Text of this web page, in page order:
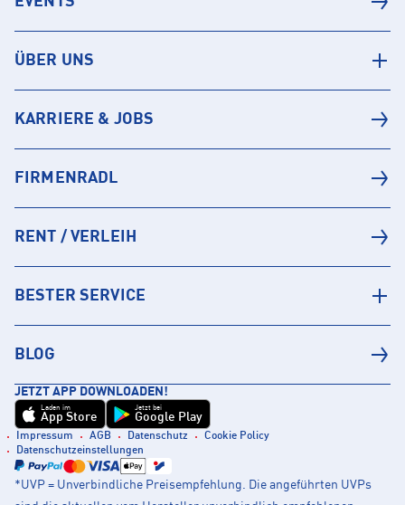
ÜBER UNS
KARRIERE & JOBS
FIRMENRADL
RENT / VERLEIH
BESTER SERVICE
BLOG
JETZT APP DOWNLOADEN!
Laden im
App Store
Jetzt bei
Google Play
Impressum AGB Datenschutz
Cookie Policy
Datenschutzeinstellungen
*UVP = Unverbindliche Preisempfehlung. Die angeführten UVPs